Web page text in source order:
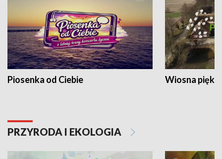
Piosenka od Ciebie Wiosna
PRZYRODA I EKOLOGIA